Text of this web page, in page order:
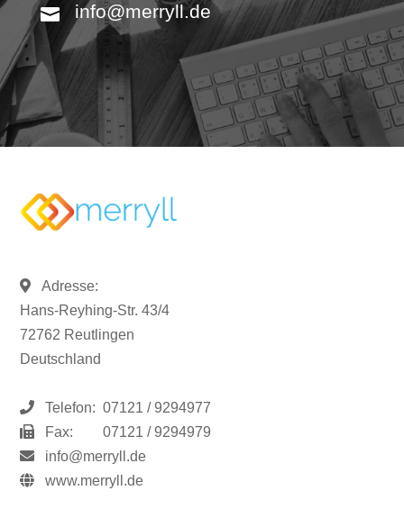
info@merryll.de
Adresse:
Hans-Reyhing-Str. 43/4
72762 Reutlingen
Deutschland
Telefon: 07121 / 9294977
Fax:
07121 / 9294979
info@merryll.de
www.merryll.de